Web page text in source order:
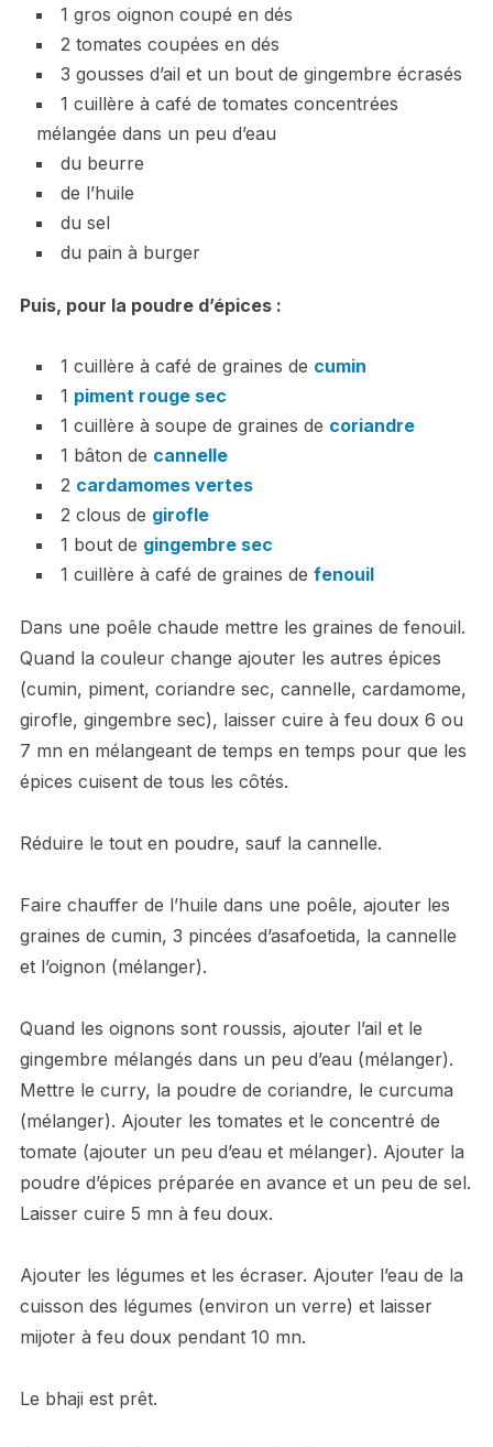
1 gros oignon coupé en dés
2 tomates coupées en dés
3 gousses d’ail et un bout de gingembre écrasés
1 cuillère à café de tomates concentrées
mélangée dans un peu d’eau
du beurre
de l’huile
du sel
du pain à burger
Puis, pour la poudre d’épices :
1 cuillère à café de graines de cumin
1 piment rouge sec
1 cuillère à soupe de graines de coriandre
1 bâton de cannelle
2 cardamomes vertes
2 clous de girofle
1 bout de gingembre sec
1 cuillère à café de graines de fenouil
Dans une poêle chaude mettre les graines de fenouil.
Quand la couleur change ajouter les autres épices
(cumin, piment, coriandre sec, cannelle, cardamome,
girofle, gingembre sec), laisser cuire à feu doux 6 ou
7 mn en mélangeant de temps en temps pour que les
épices cuisent de tous les côtés.
Réduire le tout en poudre, sauf la cannelle.
Faire chauffer de l’huile dans une poêle, ajouter les
graines de cumin, 3 pincées d’asafoetida, la cannelle
et l’oignon (mélanger).
Quand les oignons sont roussis, ajouter l’ail et le
gingembre mélangés dans un peu d’eau (mélanger).
Mettre le curry, la poudre de coriandre, le curcuma
(mélanger). Ajouter les tomates et le concentré de
tomate (ajouter un peu d’eau et mélanger). Ajouter la
poudre d’épices préparée en avance et un peu de sel.
Laisser cuire 5 mn à feu doux.
Ajouter les légumes et les écraser. Ajouter l’eau de la
cuisson des légumes (environ un verre) et laisser
mijoter à feu doux pendant 10 mn.
Le bhaji est prêt.